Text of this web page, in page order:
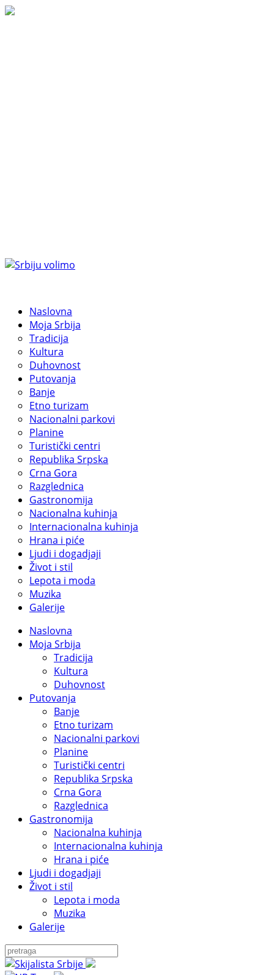
Naslovna
Moja Srbija
Tradicija
Kultura
Duhovnost
Putovanja
Banje
Etno turizam
Nacionalni parkovi
Planine
Turistički centri
Republika Srpska
Crna Gora
Razglednica
Gastronomija
Nacionalna kuhinja
Internacionalna kuhinja
Hrana i piće
Ljudi i dogadjaji
Život i stil
Lepota i moda
Muzika
Galerije
Naslovna
Moja Srbija
Tradicija
Kultura
Duhovnost
Putovanja
Banje
Etno turizam
Nacionalni parkovi
Planine
Turistički centri
Republika Srpska
Crna Gora
Razglednica
Gastronomija
Nacionalna kuhinja
Internacionalna kuhinja
Hrana i piće
Ljudi i dogadjaji
Život i stil
Lepota i moda
Muzika
Galerije